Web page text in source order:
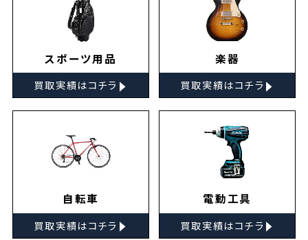
スポーツ用品
買取実績はコチラ ▸
楽器
買取実績はコチラ ▸
自転車
買取実績はコチラ ▸
電動工具
買取実績はコチラ ▸